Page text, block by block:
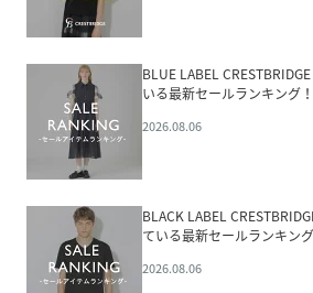
BLUE LABEL
いる最新セールランキング！
2026.08.06
BLACK LABEL
ている最新セールランキング
2026.08.06